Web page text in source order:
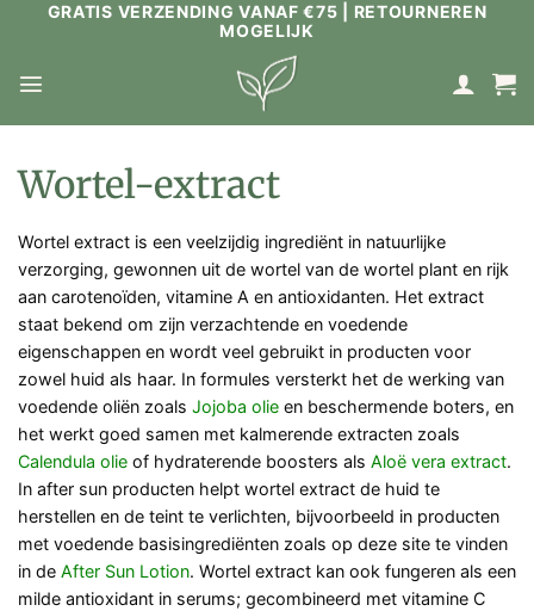
GRATIS VERZENDING VANAF €75 | RETOURNEREN
MOGELIJK
Wortel-extract
Wortel extract is een veelzijdig ingrediënt in natuurlijke
verzorging, gewonnen uit de wortel van de wortel plant en rijk
aan carotenoïden, vitamine A en antioxidanten. Het extract
staat bekend om zijn verzachtende en voedende
eigenschappen en wordt veel gebruikt in producten voor
zowel huid als haar. In formules versterkt het de werking van
voedende oliën zoals Jojoba olie en beschermende boters, en
het werkt goed samen met kalmerende extracten zoals
Calendula olie of hydraterende boosters als Aloë vera extract.
In after sun producten helpt wortel extract de huid te
herstellen en de teint te verlichten, bijvoorbeeld in producten
met voedende basisingrediënten zoals op deze site te vinden
in de After Sun Lotion. Wortel extract kan ook fungeren als een
milde antioxidant in serums; gecombineerd met vitamine C